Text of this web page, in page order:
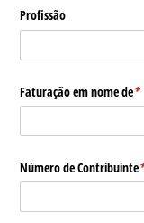
Profissão
Faturação em nome de*
Número de Contribuinte